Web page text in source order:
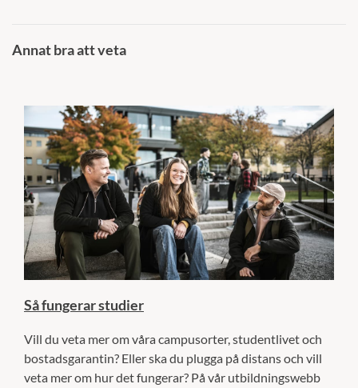
Annat bra att veta
Så fungerar studier
Vill du veta mer om våra campusorter, studentlivet och
bostadsgarantin? Eller ska du plugga på distans och vill
veta mer om hur det fungerar? På vår utbildningswebb